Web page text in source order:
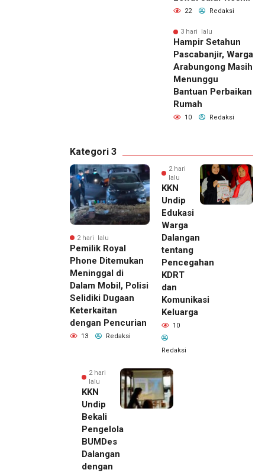
22 Redaksi
3 hari lalu
Hampir Setahun
Pascabanjir, Warga
Arabungong Masih
Menunggu
Bantuan Perbaikan
Rumah
10 Redaksi
Kategori 3
2 hari lalu
Pemilik Royal
Phone Ditemukan
Meninggal di
Dalam Mobil, Polisi
Selidiki Dugaan
Keterkaitan
dengan Pencurian
13 Redaksi
2 hari
lalu
KKN
Undip
Edukasi
Warga
Dalangan
tentang
Pencegahan
KDRT
dan
Komunikasi
Keluarga
10
Redaksi
2 hari
lalu
KKN
Undip
Bekali
Pengelola
BUMDes
Dalangan
dengan